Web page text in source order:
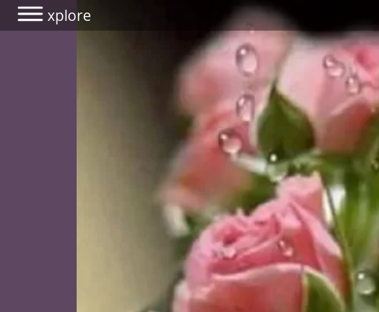
xplore